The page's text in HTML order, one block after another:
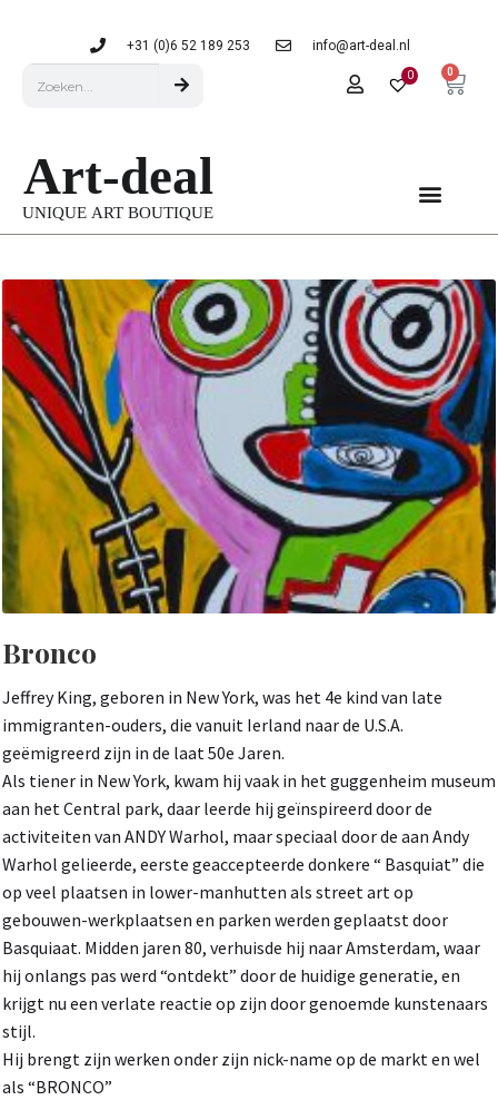
+31 (0)6 52 189 253 info@art-deal.nl
0 0
Bronco
Jeffrey King, geboren in New York, was het 4e kind van late
immigranten-ouders, die vanuit Ierland naar de U.S.A.
geëmigreerd zijn in de laat 50e Jaren.
Als tiener in New York, kwam hij vaak in het guggenheim museum
aan het Central park, daar leerde hij geïnspireerd door de
activiteiten van ANDY Warhol, maar speciaal door de aan Andy
Warhol gelieerde, eerste geaccepteerde donkere “ Basquiat” die
op veel plaatsen in lower-manhutten als street art op
gebouwen-werkplaatsen en parken werden geplaatst door
Basquiaat. Midden jaren 80, verhuisde hij naar Amsterdam, waar
hij onlangs pas werd “ontdekt” door de huidige generatie, en
krijgt nu een verlate reactie op zijn door genoemde kunstenaars
stijl.
Hij brengt zijn werken onder zijn nick-name op de markt en wel
als “BRONCO”